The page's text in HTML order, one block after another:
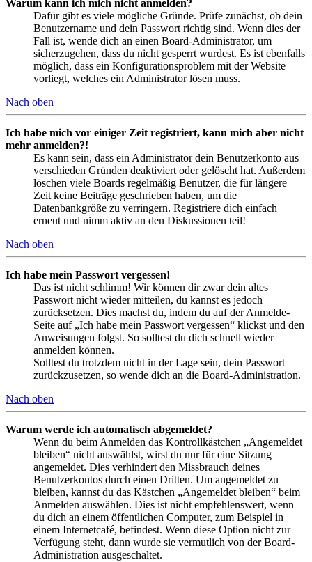
Warum kann ich mich nicht anmelden?
Dafür gibt es viele mögliche Gründe. Prüfe zunächst, ob dein
Benutzername und dein Passwort richtig sind. Wenn dies der
Fall ist, wende dich an einen Board-Administrator, um
sicherzugehen, dass du nicht gesperrt wurdest. Es ist ebenfalls
möglich, dass ein Konfigurationsproblem mit der Website
vorliegt, welches ein Administrator lösen muss.
Nach oben
Ich habe mich vor einiger Zeit registriert, kann mich aber nicht
mehr anmelden?!
Es kann sein, dass ein Administrator dein Benutzerkonto aus
verschieden Gründen deaktiviert oder gelöscht hat. Außerdem
löschen viele Boards regelmäßig Benutzer, die für längere
Zeit keine Beiträge geschrieben haben, um die
Datenbankgröße zu verringern. Registriere dich einfach
erneut und nimm aktiv an den Diskussionen teil!
Nach oben
Ich habe mein Passwort vergessen!
Das ist nicht schlimm! Wir können dir zwar dein altes
Passwort nicht wieder mitteilen, du kannst es jedoch
zurücksetzen. Dies machst du, indem du auf der Anmelde-
Seite auf „Ich habe mein Passwort vergessen“ klickst und den
Anweisungen folgst. So solltest du dich schnell wieder
anmelden können.
Solltest du trotzdem nicht in der Lage sein, dein Passwort
zurückzusetzen, so wende dich an die Board-Administration.
Nach oben
Warum werde ich automatisch abgemeldet?
Wenn du beim Anmelden das Kontrollkästchen „Angemeldet
bleiben“ nicht auswählst, wirst du nur für eine Sitzung
angemeldet. Dies verhindert den Missbrauch deines
Benutzerkontos durch einen Dritten. Um angemeldet zu
bleiben, kannst du das Kästchen „Angemeldet bleiben“ beim
Anmelden auswählen. Dies ist nicht empfehlenswert, wenn
du dich an einem öffentlichen Computer, zum Beispiel in
einem Internetcafé, befindest. Wenn diese Option nicht zur
Verfügung steht, dann wurde sie vermutlich von der Board-
Administration ausgeschaltet.